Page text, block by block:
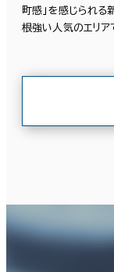
町感」を感じられる
根強い人気のエリア
賃料選
駅徒
3分